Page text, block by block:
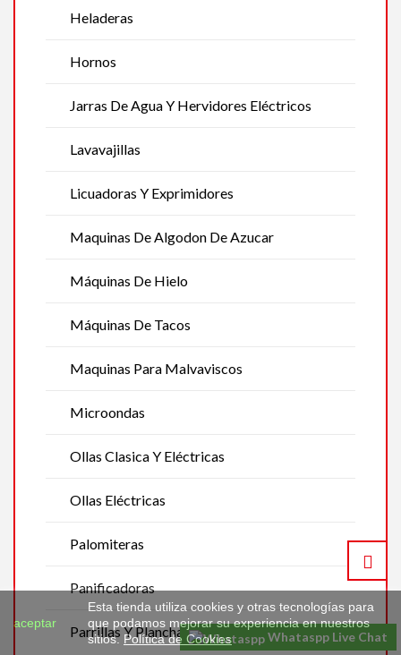
Heladeras
Hornos
Jarras De Agua Y Hervidores Eléctricos
Lavavajillas
Licuadoras Y Exprimidores
Maquinas De Algodon De Azucar
Máquinas De Hielo
Máquinas De Tacos
Maquinas Para Malvaviscos
Microondas
Ollas Clasica Y Eléctricas
Ollas Eléctricas
Palomiteras
Panificadoras
Parrillas Y Planchas Eléctricas
aceptar
Esta tienda utiliza cookies y otras tecnologías para
que podamos mejorar su experiencia en nuestros
sitios. Política de Cookies Whataspp Live Chat